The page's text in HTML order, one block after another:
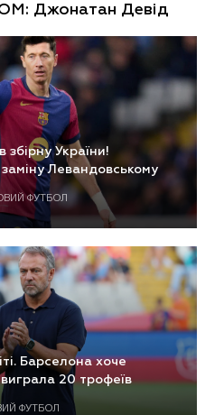
Джонатан Девід
України!
Левандовському
ФУТБОЛ
Барселона хоче
виграла 20 трофеїв
ФУТБОЛ